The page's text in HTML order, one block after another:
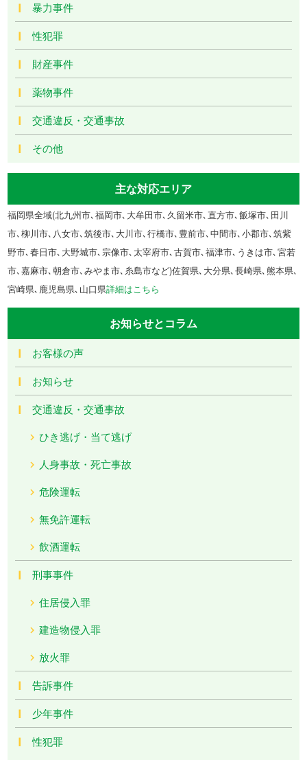
暴力事件
性犯罪
財産事件
薬物事件
交通違反・交通事故
その他
主な対応エリア
福岡県全域(北九州市､福岡市､大牟田市､久留米市､直方市､飯塚市､田川
市､柳川市､八女市､筑後市､大川市､行橋市､豊前市､中間市､小郡市､筑紫
野市､春日市､大野城市､宗像市､太宰府市､古賀市､福津市､うきは市､宮若
市､嘉麻市､朝倉市､みやま市､糸島市など)佐賀県､大分県､長崎県､熊本県､
宮崎県､鹿児島県､山口県詳細はこちら
お知らせとコラム
お客様の声
お知らせ
交通違反・交通事故
ひき逃げ・当て逃げ
人身事故・死亡事故
危険運転
無免許運転
飲酒運転
刑事事件
住居侵入罪
建造物侵入罪
放火罪
告訴事件
少年事件
性犯罪